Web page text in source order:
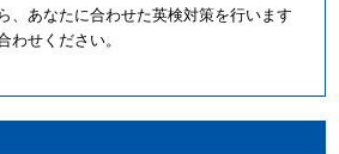
、あなたに合わせた英検対策を行います
わせください。